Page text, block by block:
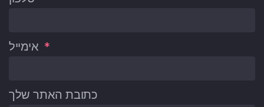
כתובת האתר שלך